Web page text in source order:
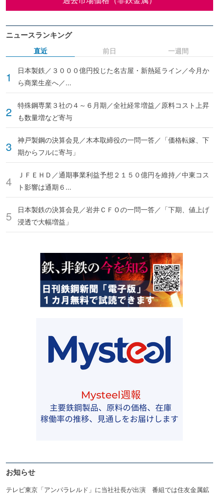
ニュースランキング
直近
日本製鉄／３０００億円投じた名古屋・新熱延ライン／今月か
ら商業生産へ／...
特殊鋼専業３社の４～６月期／全社経常増益／原料コスト上昇
も数量増など寄与
神戸製鋼の決算会見／木本取締役の一問一答／「価格転嫁、下
期からフルに寄与」
ＪＦＥＨＤ／通期事業利益予想２１５０億円を維持／中東コス
ト影響は通期６...
日本製鉄の決算会見／岩井ＣＦＯの一問一答／「下期、値上げ
浸透で大幅増益」
前日 一週間
お知らせ
テレビ東京「アンパラレルド」に当社社長が出演 番組では住友金属鉱